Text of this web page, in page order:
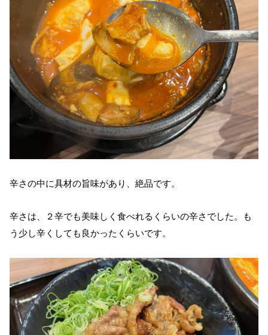
辛さの中に具材の旨味があり、絶品です。
辛さは、２辛でも美味しく食べれるくらいの辛さでした。も
う少し辛くしても良かったくらいです。